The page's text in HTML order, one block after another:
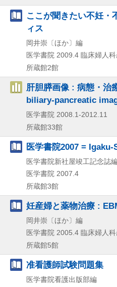
ここが聞きたい不妊・
ィス
岡井崇〔ほか〕編
医学書院 2009.4 臨床婦人
所蔵館2館
肝胆膵画像 : 病態・治
biliary-pancreatic
医学書院 2008.1-2012.11
所蔵館33館
医学書院2007 = Igaku-
医学書院新社屋竣工記念誌
医学書院 2007.4
所蔵館3館
妊産婦と薬物治療 :
岡井崇〔ほか〕編
医学書院 2005.4 臨床婦人
所蔵館5館
准看護師試験問題集
医学書院看護出版部編